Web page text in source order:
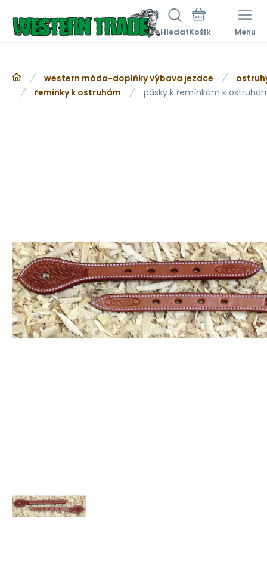
Hledat Menu
western móda-doplňky výbava jezdce
řemínky k ostruhám
pásky k řemínkám k ostruhám